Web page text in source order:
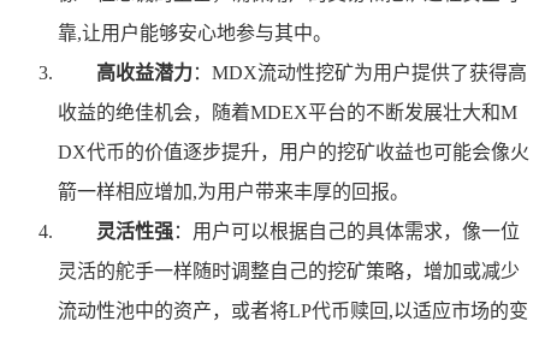
靠,让用户能够安心地参与其中。
高收益潜力：MDX流动性挖矿为用户提供了获得高
收益的绝佳机会，随着MDEX平台的不断发展壮大和M
DX代币的价值逐步提升，用户的挖矿收益也可能会像火
箭一样相应增加,为用户带来丰厚的回报。
灵活性强：用户可以根据自己的具体需求，像一位
灵活的舵手一样随时调整自己的挖矿策略，增加或减少
流动性池中的资产，或者将LP代币赎回,以适应市场的变